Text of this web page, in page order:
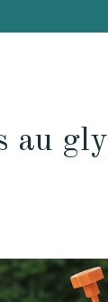
au